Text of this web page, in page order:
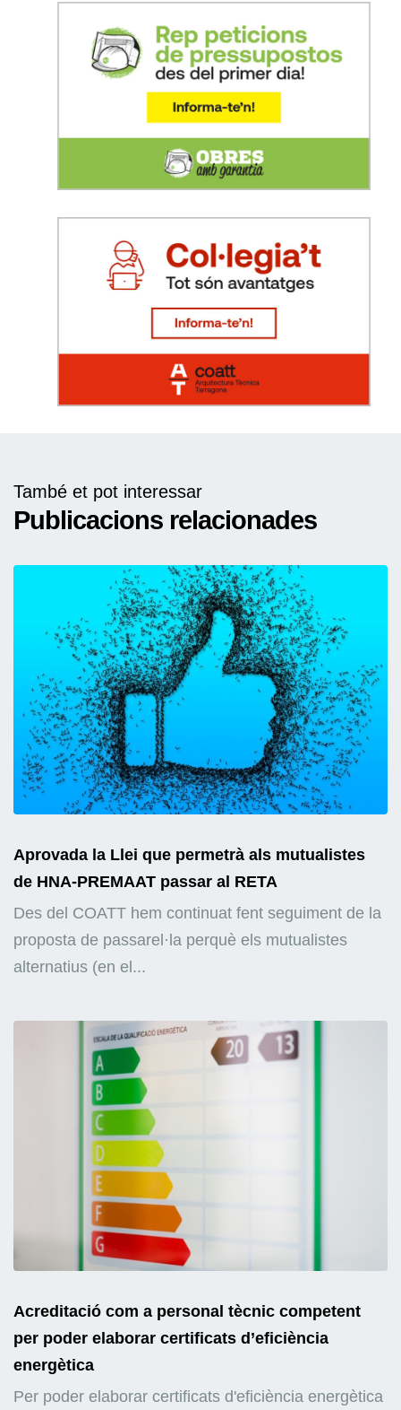
També et pot interessar
Publicacions relacionades
Aprovada la Llei que permetrà als mutualistes
de HNA-PREMAAT passar al RETA
Des del COATT hem continuat fent seguiment de la
proposta de passarel·la perquè els mutualistes
alternatius (en el...
Acreditació com a personal tècnic competent
per poder elaborar certificats d’eficiència
energètica
Per poder elaborar certificats d'eficiència energètica